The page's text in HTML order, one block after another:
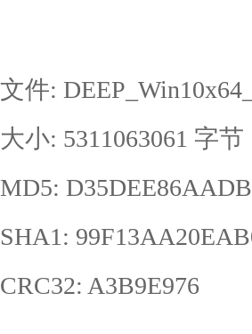
文件:
大小: 5311063061 字节
MD5:
SHA1:
CRC32: A3B9E976